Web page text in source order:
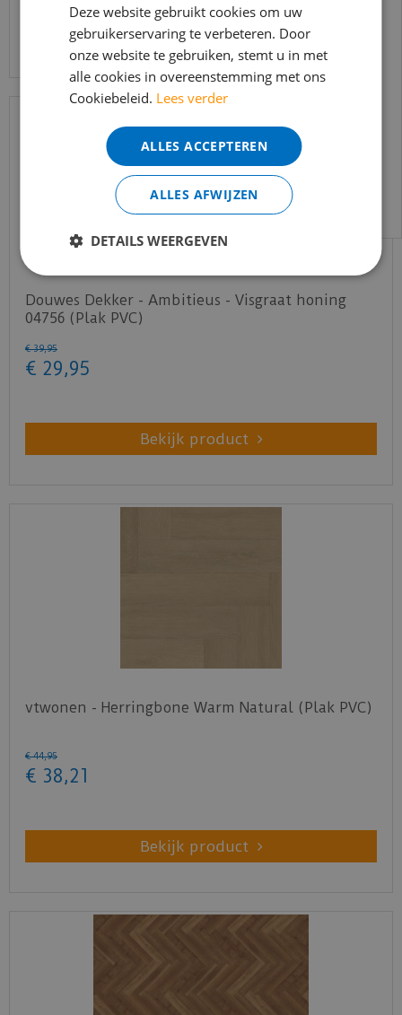
Bekijk product
Douwes Dekker - Ambitieus - Visgraat honing
04756 (Plak PVC)
€ 39,95
€ 29,95
Bekijk product
vtwonen - Herringbone Warm Natural (Plak PVC)
€ 44,95
€ 38,21
Bekijk product
In verband met de vakantie periode zijn wij
t/m 14 augustus telefonisch helaas niet
bereikbaar.
Bestelling worden uiteraard verwerkt
echter iets minder snel dan wat je van ons
gewend bent.
Voor vragen kan je ons bereiken via
info@merkvloerenwinkel.nl
Deze website gebruikt cookies om uw
gebruikerservaring te verbeteren. Door
onze website te gebruiken, stemt u in met
alle cookies in overeenstemming met ons
Cookiebeleid. Lees verder
ALLES ACCEPTEREN
ALLES AFWIJZEN
DETAILS WEERGEVEN